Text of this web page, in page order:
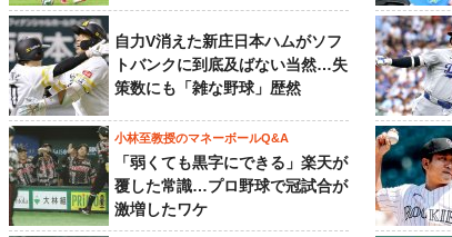
自力V消えた新庄日本ハムがソフ
トバンクに到底及ばない当然…失
策数にも「雑な野球」歴然
小林至教授のマネーボールQ&A
「弱くても黒字にできる」楽天が
覆した常識…プロ野球で冠試合が
激増したワケ